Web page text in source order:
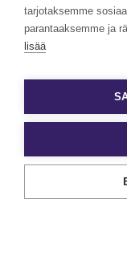
Haluamme
Eezyä. Toivomme
tulevilta päteviltä
arvoista ja
tarjotaksemme
parantaaksemme ja
lisää